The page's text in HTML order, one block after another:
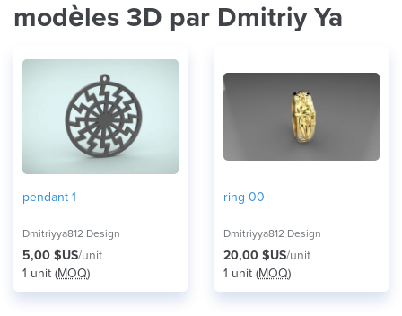
modèles 3D par Dmitriy Ya
pendant 1
Dmitriyya812 Design
5,00 $US/unit
1 unit (MOQ)
ring 00
Dmitriyya812 Design
20,00 $US/unit
1 unit (MOQ)